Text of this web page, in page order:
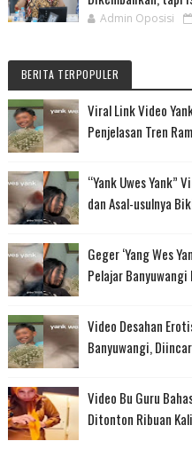
Admin Oposisi
BERITA TERPOPULER
Viral Link Video
Penjelasan Tren
“Yank Uwes Yank”
dan Asal-usulnya
Geger ‘Yang Wes
Pelajar
Video Desahan
Banyuwangi,
Video Bu Guru
Ditonton Ribuan